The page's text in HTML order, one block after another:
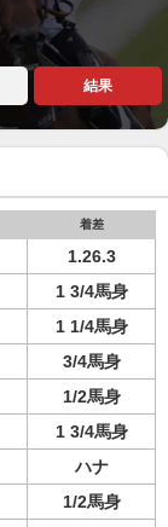
結果
着差
1.26.3
1 3/4馬身
1 1/4馬身
3/4馬身
1/2馬身
1 3/4馬身
ハナ
1/2馬身